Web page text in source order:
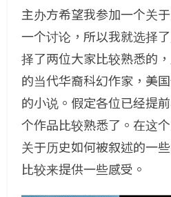
主办方希望我参加一个关
一个讨论，所以我就选择
择了两位大家比较熟悉的
的当代华裔科幻作家，美
的小说。假定各位已经提
个作品比较熟悉了。在这
关于历史如何被叙述的一
比较来提供一些感受。